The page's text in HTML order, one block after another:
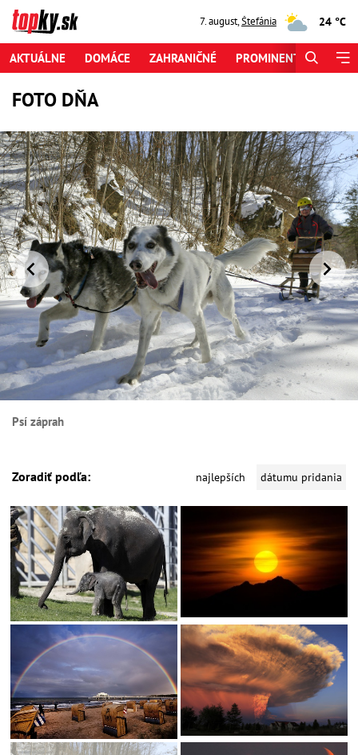
7. august,Štefánia 24 °C
AKTUÁLNE DOMÁCE ZAHRANIČNÉ PROMINENTI ŠPORT
FOTO DŇA
Psí záprah
Zoradiť podľa: najlepších dátumu pridania